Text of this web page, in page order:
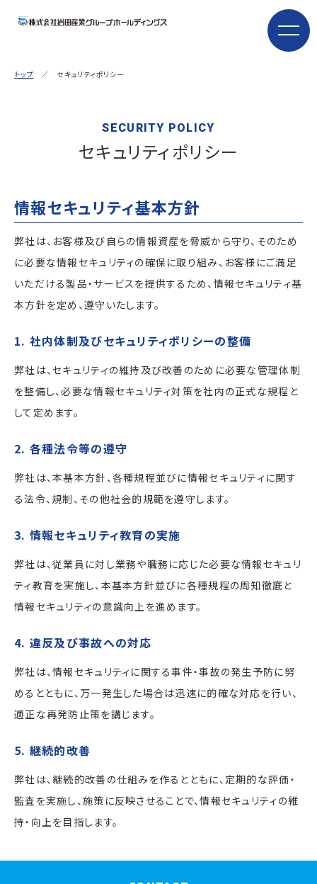
トップ ／ セキュリティポリシー
SECURITY POLICY
セキュリティポリシー
情報セキュリティ基本方針
弊社は、お客様及び自らの情報資産を脅威から守り、そのため
に必要な情報セキュリティの確保に取り組み、お客様にご満足
いただける製品・サービスを提供するため、情報セキュリティ基
本方針を定め、遵守いたします。
1. 社内体制及びセキュリティポリシーの整備
弊社は、セキュリティの維持及び改善のために必要な管理体制
を整備し、必要な情報セキュリティ対策を社内の正式な規程と
して定めます。
2. 各種法令等の遵守
弊社は、本基本方針、各種規程並びに情報セキュリティに関す
る法令、規制、その他社会的規範を遵守します。
3. 情報セキュリティ教育の実施
弊社は、従業員に対し業務や職務に応じた必要な情報セキュリ
ティ教育を実施し、本基本方針並びに各種規程の周知徹底と
情報セキュリティの意識向上を進めます。
4. 違反及び事故への対応
弊社は、情報セキュリティに関する事件・事故の発生予防に努
めるとともに、万一発生した場合は迅速に的確な対応を行い、
適正な再発防止策を講じます。
5. 継続的改善
弊社は、継続的改善の仕組みを作るとともに、定期的な評価・
監査を実施し、施策に反映させることで、情報セキュリティの維
持・向上を目指します。